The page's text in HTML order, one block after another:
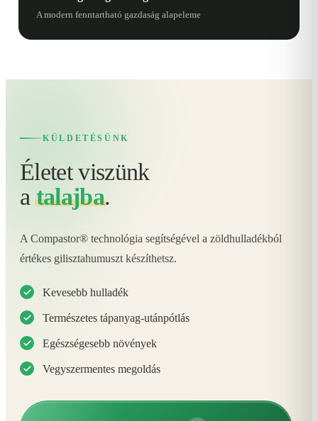
A modern fenntartható gazdaság alapeleme
KÜLDETÉSÜNK
Életet viszünk
atalajba.
A Compastor® technológia segítségével a zöldhulladékból
értékes gilisztahumuszt készíthetsz.
Kevesebb hulladék
Természetes tápanyag-utánpótlás
Egészségesebb növények
Vegyszermentes megoldás